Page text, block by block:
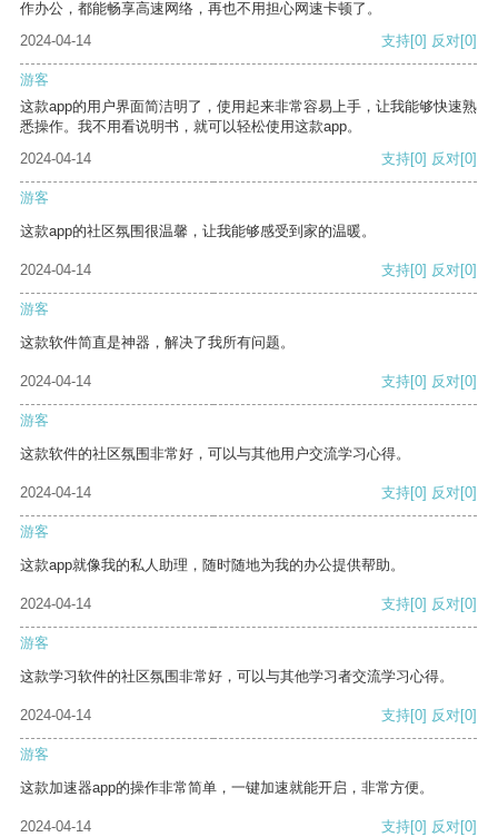
作办公，都能畅享高速网络，再也不用担心网速卡顿了。
2024-04-14
支持[0] 反对[0]
游客
这款app的用户界面简洁明了，使用起来非常容易上手，让我能够快速熟
悉操作。我不用看说明书，就可以轻松使用这款app。
2024-04-14
支持[0] 反对[0]
游客
这款app的社区氛围很温馨，让我能够感受到家的温暖。
2024-04-14 支持[0] 反对[0]
游客
这款软件简直是神器，解决了我所有问题。
2024-04-14 支持[0] 反对[0]
游客
这款软件的社区氛围非常好，可以与其他用户交流学习心得。
2024-04-14 支持[0] 反对[0]
游客
这款app就像我的私人助理，随时随地为我的办公提供帮助。
2024-04-14 支持[0] 反对[0]
游客
这款学习软件的社区氛围非常好，可以与其他学习者交流学习心得。
2024-04-14 支持[0] 反对[0]
游客
这款加速器app的操作非常简单，一键加速就能开启，非常方便。
2024-04-14 支持[0] 反对[0]